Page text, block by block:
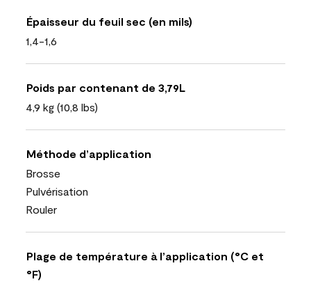
Épaisseur du feuil sec (en mils)
1,4-1,6
Poids par contenant de 3,79L
4,9 kg (10,8 lbs)
Méthode d’application
Brosse
Pulvérisation
Rouler
Plage de température à l’application (°C et
°F)